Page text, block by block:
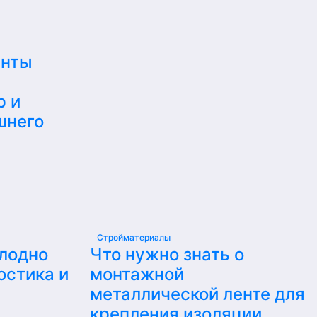
и
и
Стройматериалы
Что нужно знать о
монтажной
металлической ленте для